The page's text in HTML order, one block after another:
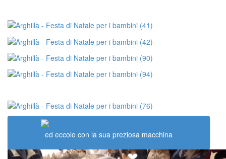
ed eccolo con la sua preziosa macchina